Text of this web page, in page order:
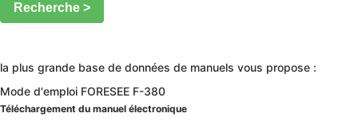
Recherche >
la plus grande base de données de manuels vous propose :
Mode d'emploi FORESEE F-380
Téléchargement du manuel électronique